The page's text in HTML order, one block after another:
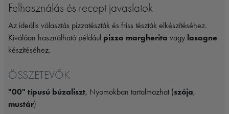
Felhasználás és recept javaslatok
Az ideális választás pizzatészták és friss tészták elkészítéséhez.
Kiválóan használható például pizza margherita vagy lasagne
készítéséhez.
ÖSSZETEVŐK
"00" típusú búzaliszt, Nyomokban tartalmazhat (szója,
mustár)